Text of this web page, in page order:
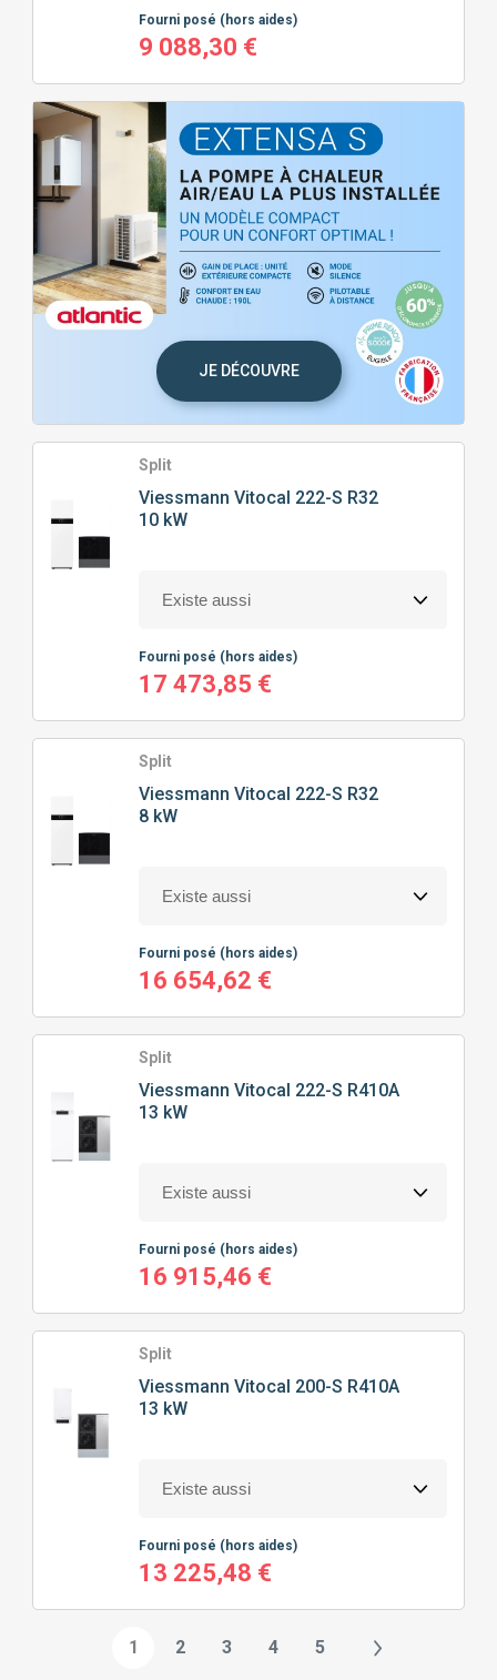
Fourni posé (hors aides)
9 088,30 €
JE DÉCOUVRE
Split
Viessmann Vitocal 222-S R32
10 kW
Fourni posé (hors aides)
17 473,85 €
Split
Viessmann Vitocal 222-S R32
8 kW
Fourni posé (hors aides)
16 654,62 €
Split
Viessmann Vitocal 222-S R410A
13 kW
Fourni posé (hors aides)
16 915,46 €
Split
Viessmann Vitocal 200-S R410A
13 kW
Fourni posé (hors aides)
13 225,48 €
1 2 3 4 5